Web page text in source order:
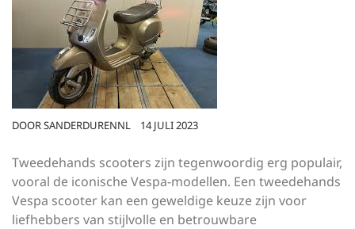
DOORSANDERDURENNL 14 JULI 2023
Tweedehands scooters zijn tegenwoordig erg populair,
vooral de iconische Vespa-modellen. Een tweedehands
Vespa scooter kan een geweldige keuze zijn voor
liefhebbers van stijlvolle en betrouwbare